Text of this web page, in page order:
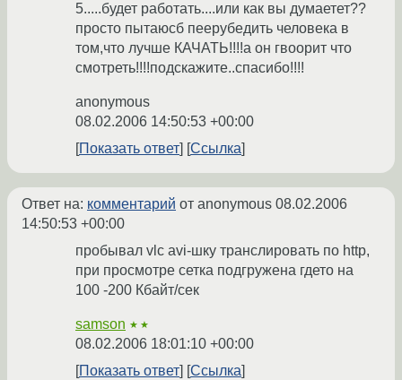
5.....будет работать....или как вы думаетет??
просто пытаюсб пеерубедить человека в
том,что лучше КАЧАТЬ!!!!а он гвоорит что
смотреть!!!!подскажите..спасибо!!!!
anonymous
08.02.2006 14:50:53 +00:00
Показать ответ
Ссылка
Ответ на: комментарий от anonymous 08.02.2006
14:50:53 +00:00
пробывал vlc avi-шку транслировать по http,
при просмотре сетка подгружена гдето на
100 -200 Кбайт/сек
samson ★★
08.02.2006 18:01:10 +00:00
Показать ответ
Ссылка